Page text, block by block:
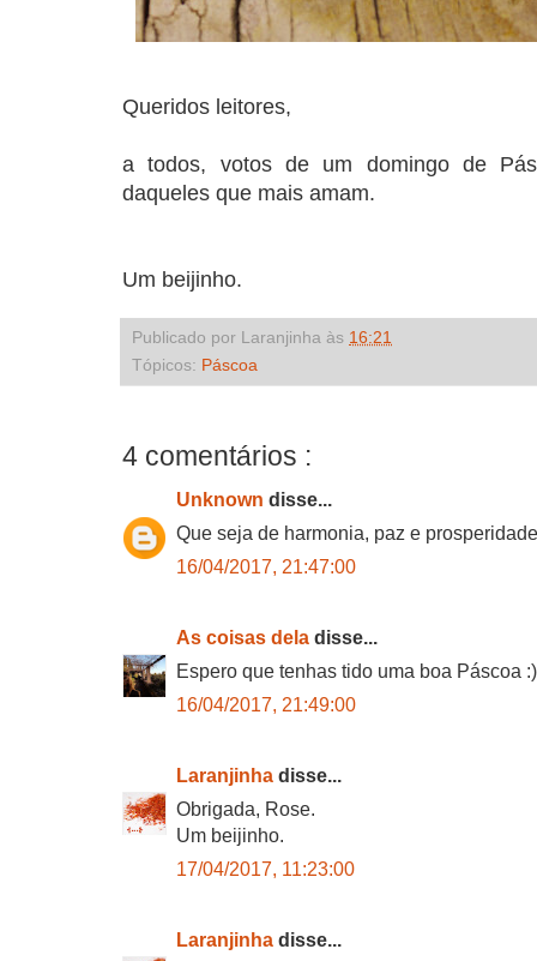
Queridos leitores,
a todos, votos de um domingo de
daqueles que mais amam.
Um beijinho.
Publicado por Laranjinha às 16:21
Tópicos: Páscoa
4 comentários :
Unknown disse...
Que seja de harmonia, paz e
16/04/2017, 21:47:00
As coisas dela disse...
Espero que tenhas tido uma boa Páscoa
16/04/2017, 21:49:00
Laranjinha disse...
Obrigada, Rose.
Um beijinho.
17/04/2017, 11:23:00
Laranjinha disse...